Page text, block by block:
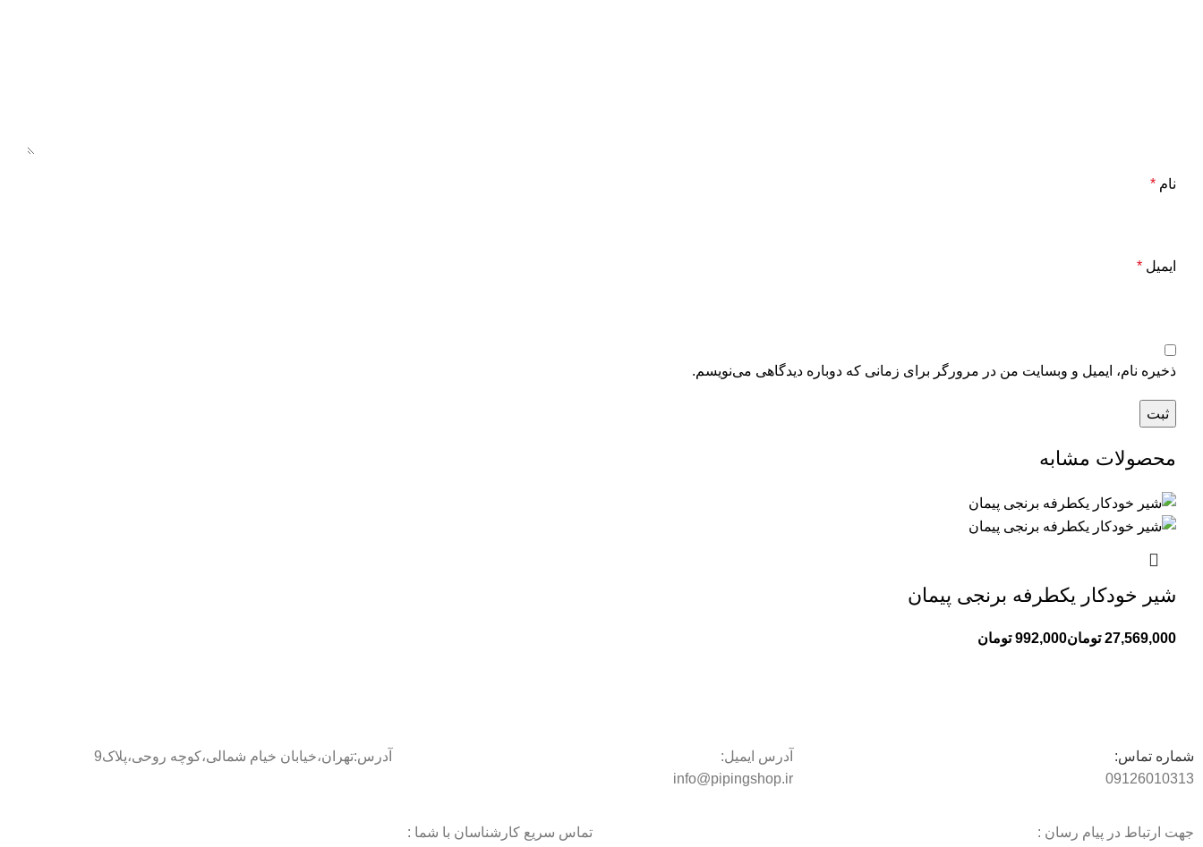
نام *
ایمیل *
ذخیره نام، ایمیل و وبسایت من در مرورگر برای زمانی که دوباره دیدگاهی می‌نویسم.
محصولات مشابه
شیر خودکار یکطرفه برنجی پیمان
تومان تومان
شماره تماس:
09126010313
آدرس ایمیل:
info@pipingshop.ir
آدرس:تهران،خیابان خیام شمالی،کوچه روحی،پلاک9
جهت ارتباط در پیام رسان : تماس سریع کارشناسان با شما :